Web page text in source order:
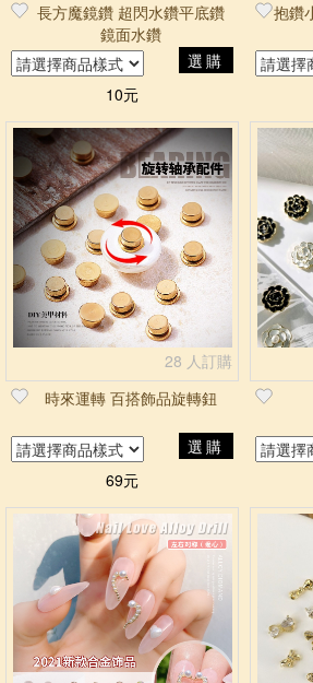
長方魔鏡鑽 超閃水鑽平底鑽
鏡面水鑽
選購
10元
抱鑽
28 人訂購
時來運轉 百搭飾品旋轉鈕
選購
69元